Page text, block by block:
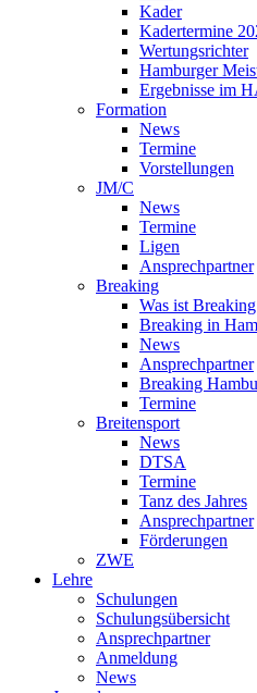
Kader
Kadertermine
Wertungsrichter
Hamburger
Ergebnisse im
Formation
News
Termine
Vorstellungen
JM/C
News
Termine
Ligen
Ansprechpartner
Breaking
Was ist Breaking
Breaking in
News
Ansprechpartner
Breaking
Termine
Breitensport
News
DTSA
Termine
Tanz des Jahres
Ansprechpartner
Förderungen
ZWE
Lehre
Schulungen
Schulungsübersicht
Ansprechpartner
Anmeldung
News